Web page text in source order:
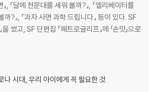
대통령 선거를 방해한다고요? ·95
를 만든다고요? ·101
함부로 퍼뜨린다고요? ·106
지면 사람을 해칠까요? ·110
살려면
울 때 도움을 줄 수 있을까요? ·118
』, 『달에 천문대를 세워 볼까?』, 『엘리베이터를
?』, 『과자 사면 과학 드립니다』 등이 있다. SF
을 썼고, SF 단편집 『페트로글리프』에 「손맛」으로
나 시대, 우리 아이에게 꼭 필요한 것